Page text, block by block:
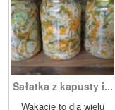
Sałatka z kapusty i...
Wakacje to dla wielu